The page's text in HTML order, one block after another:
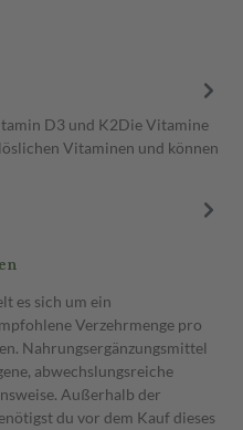
D3 und K2Die Vitamine
Vitaminen und können
es sich um ein
Verzehrmenge pro
Nahrungsergänzungsmittel
abwechslungsreiche
Außerhalb der
du vor dem Kauf dieses